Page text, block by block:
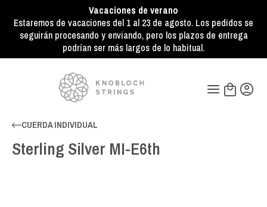
Vacaciones de verano
Estaremos de vacaciones del 1 al 23 de agosto. Los pedidos se
seguirán procesando y enviando, pero los plazos de entrega
podrían ser más largos de lo habitual.
CUERDA INDIVIDUAL
Sterling Silver MI-E6th